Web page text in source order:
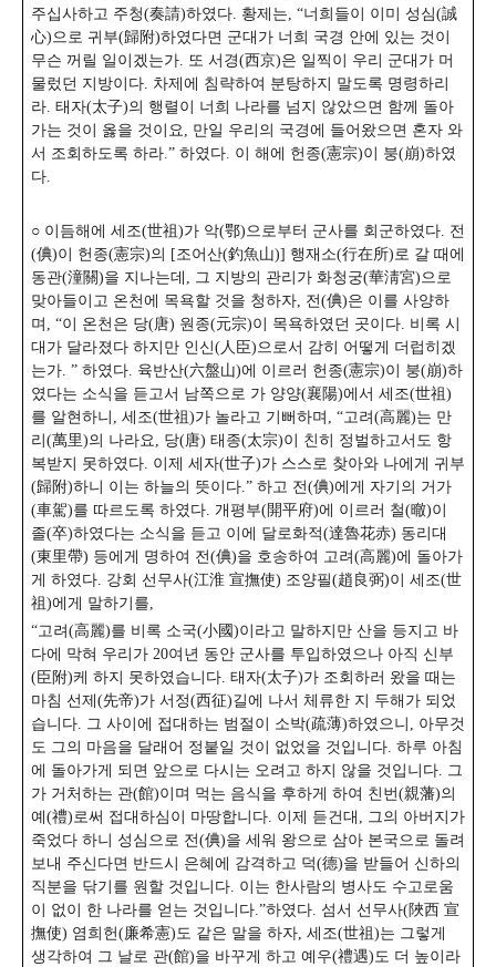
주십사하고 주청(奏請)하였다. 황제는, “너희들이 이미 성심(誠
心)으로 귀부(歸附)하였다면 군대가 너희 국경 안에 있는 것이
무슨 꺼릴 일이겠는가. 또 서경(西京)은 일찍이 우리 군대가 머
물렀던 지방이다. 차제에 침략하여 분탕하지 말도록 명령하리
라. 태자(太子)의 행렬이 너희 나라를 넘지 않았으면 함께 돌아
가는 것이 옳을 것이요, 만일 우리의 국경에 들어왔으면 혼자 와
서 조회하도록 하라.” 하였다. 이 해에 헌종(憲宗)이 붕(崩)하였
다.
○ 이듬해에 세조(世祖)가 악(鄂)으로부터 군사를 회군하였다. 전
(倎)이 헌종(憲宗)의 [조어산(釣魚山)] 행재소(行在所)로 갈 때에
동관(潼關)을 지나는데, 그 지방의 관리가 화청궁(華淸宮)으로
맞아들이고 온천에 목욕할 것을 청하자, 전(倎)은 이를 사양하
며, “이 온천은 당(唐) 원종(元宗)이 목욕하였던 곳이다. 비록 시
대가 달라졌다 하지만 인신(人臣)으로서 감히 어떻게 더럽히겠
는가. ” 하였다. 육반산(六盤山)에 이르러 헌종(憲宗)이 붕(崩)하
였다는 소식을 듣고서 남쪽으로 가 양양(襄陽)에서 세조(世祖)
를 알현하니, 세조(世祖)가 놀라고 기뻐하며, “고려(高麗)는 만
리(萬里)의 나라요, 당(唐) 태종(太宗)이 친히 정벌하고서도 항
복받지 못하였다. 이제 세자(世子)가 스스로 찾아와 나에게 귀부
(歸附)하니 이는 하늘의 뜻이다.” 하고 전(倎)에게 자기의 거가
(車駕)를 따르도록 하였다. 개평부(開平府)에 이르러 철(㬚)이
졸(卒)하였다는 소식을 듣고 이에 달로화적(達魯花赤) 동리대
(東里帶) 등에게 명하여 전(倎)을 호송하여 고려(高麗)에 돌아가
게 하였다. 강회 선무사(江淮 宣撫使) 조양필(趙良弼)이 세조(世
祖)에게 말하기를,
“고려(高麗)를 비록 소국(小國)이라고 말하지만 산을 등지고 바
다에 막혀 우리가 20여년 동안 군사를 투입하였으나 아직 신부
(臣附)케 하지 못하였습니다. 태자(太子)가 조회하러 왔을 때는
마침 선제(先帝)가 서정(西征)길에 나서 체류한 지 두해가 되었
습니다. 그 사이에 접대하는 범절이 소박(疏薄)하였으니, 아무것
도 그의 마음을 달래어 정붙일 것이 없었을 것입니다. 하루 아침
에 돌아가게 되면 앞으로 다시는 오려고 하지 않을 것입니다. 그
가 거처하는 관(館)이며 먹는 음식을 후하게 하여 친번(親藩)의
예(禮)로써 접대하심이 마땅합니다. 이제 듣건대, 그의 아버지가
죽었다 하니 성심으로 전(倎)을 세워 왕으로 삼아 본국으로 돌려
보내 주신다면 반드시 은혜에 감격하고 덕(德)을 받들어 신하의
직분을 닦기를 원할 것입니다. 이는 한사람의 병사도 수고로움
이 없이 한 나라를 얻는 것입니다.”하였다. 섬서 선무사(陜西 宣
撫使) 염희헌(廉希憲)도 같은 말을 하자, 세조(世祖)는 그렇게
생각하여 그 날로 관(館)을 바꾸게 하고 예우(禮遇)도 더 높이라